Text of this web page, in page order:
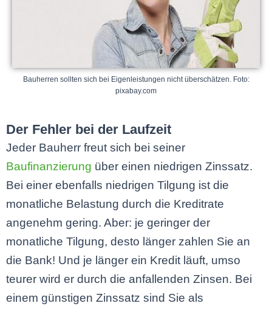
Bauherren sollten sich bei Eigenleistungen nicht überschätzen. Foto:
pixabay.com
Der Fehler bei der Laufzeit
Jeder Bauherr freut sich bei seiner
Baufinanzierung über einen niedrigen Zinssatz.
Bei einer ebenfalls niedrigen Tilgung ist die
monatliche Belastung durch die Kreditrate
angenehm gering. Aber: je geringer der
monatliche Tilgung, desto länger zahlen Sie an
die Bank! Und je länger ein Kredit läuft, umso
teurer wird er durch die anfallenden Zinsen. Bei
einem günstigen Zinssatz sind Sie als